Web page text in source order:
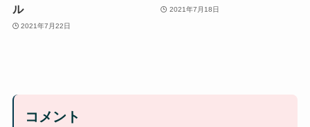
ル
2021年7月22日
2021年7月18日
コメント